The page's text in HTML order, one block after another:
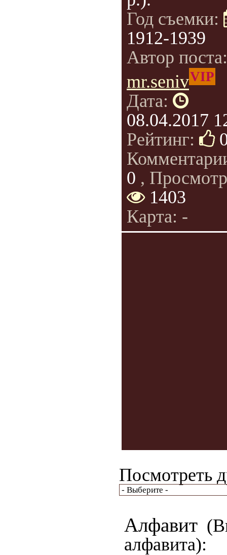
Год съемки:
1912-1939
Автор
mr.senivVIP
Дата:
08.04.2017
Рейтинг:
0 ,
1403
Карта: -
Посмотреть
Алфавит
алфавита):